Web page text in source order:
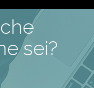
sei?